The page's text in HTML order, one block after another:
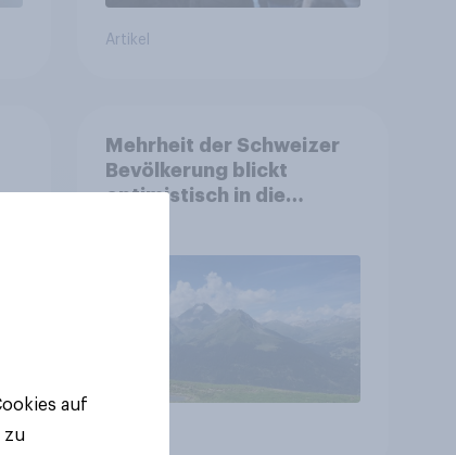
Artikel
Mehrheit der Schweizer
Bevölkerung blickt
optimistisch in die
Gesundheitswesen und
Altersvorsorge
auf
zu